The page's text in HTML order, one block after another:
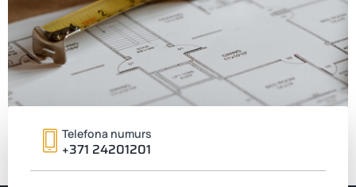
Telefona numurs
+371 24201201